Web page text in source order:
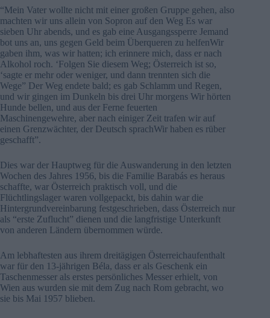
“Mein Vater wollte nicht mit einer großen Gruppe gehen, also
machten wir uns allein von Sopron auf den Weg Es war
sieben Uhr abends, und es gab eine Ausgangssperre Jemand
bot uns an, uns gegen Geld beim Überqueren zu helfenWir
gaben ihm, was wir hatten; ich erinnere mich, dass er nach
Alkohol roch. ‘Folgen Sie diesem Weg; Österreich ist so,
‘sagte er mehr oder weniger, und dann trennten sich die
Wege” Der Weg endete bald; es gab Schlamm und Regen,
und wir gingen im Dunkeln bis drei Uhr morgens Wir hörten
Hunde bellen, und aus der Ferne feuerten
Maschinengewehre, aber nach einiger Zeit trafen wir auf
einen Grenzwächter, der Deutsch sprachWir haben es rüber
geschafft”.
Dies war der Hauptweg für die Auswanderung in den letzten
Wochen des Jahres 1956, bis die Familie Barabás es heraus
schaffte, war Österreich praktisch voll, und die
Flüchtlingslager waren vollgepackt, bis dahin war die
Hintergrundvereinbarung festgeschrieben, dass Österreich nur
als “erste Zuflucht” dienen und die langfristige Unterkunft
von anderen Ländern übernommen würde.
Am lebhaftesten aus ihrem dreitägigen Österreichaufenthalt
war für den 13-jährigen Béla, dass er als Geschenk ein
Taschenmesser als erstes persönliches Messer erhielt, von
Wien aus wurden sie mit dem Zug nach Rom gebracht, wo
sie bis Mai 1957 blieben.